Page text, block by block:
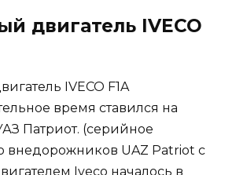
двигатель IVECO
IVECO F1A
время ставился на
Патриот. (серийное
внедорожников UAZ Patriot с
Iveco началось в